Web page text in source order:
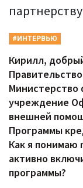
#ИНТЕРВЬЮ
Кирилл,
Министерство
учреждение
внешней
Программы
Как я понимаю
активно
программы?